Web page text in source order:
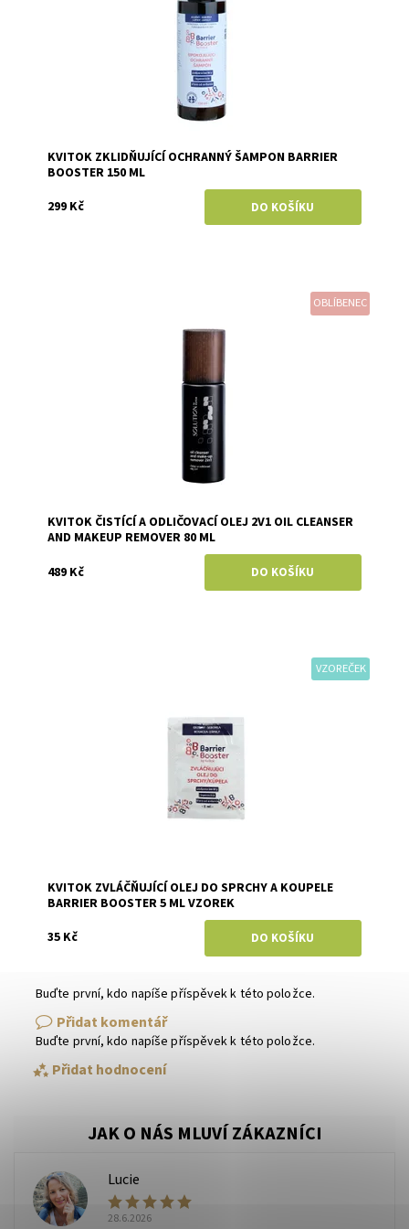
KVITOK ZKLIDŇUJÍCÍ OCHRANNÝ ŠAMPON BARRIER
BOOSTER 150 ML
299 Kč
OBLÍBENEC
KVITOK ČISTÍCÍ A ODLIČOVACÍ OLEJ 2V1 OIL CLEANSER
AND MAKEUP REMOVER 80 ML
489 Kč
VZOREČEK
KVITOK ZVLÁČŇUJÍCÍ OLEJ DO SPRCHY A KOUPELE
BARRIER BOOSTER 5 ML VZOREK
35 Kč
Buďte první, kdo napíše příspěvek k této položce.
Přidat komentář
Buďte první, kdo napíše příspěvek k této položce.
Přidat hodnocení
L
Lucie
28.6.2026